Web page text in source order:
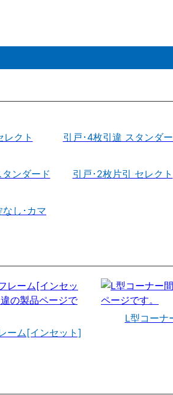
レクト 引戸･4枚引違 スタンダ
ンダード 引戸･2枚片引 セレクト
し･カマ
ーム[インセット]
L型コーナ